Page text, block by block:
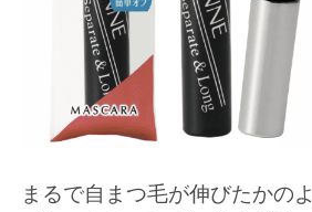
まるで自まつ毛が伸びたかのよ